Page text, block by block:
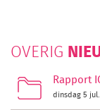
OVERIG
Rapport
dinsdag 5 jul.